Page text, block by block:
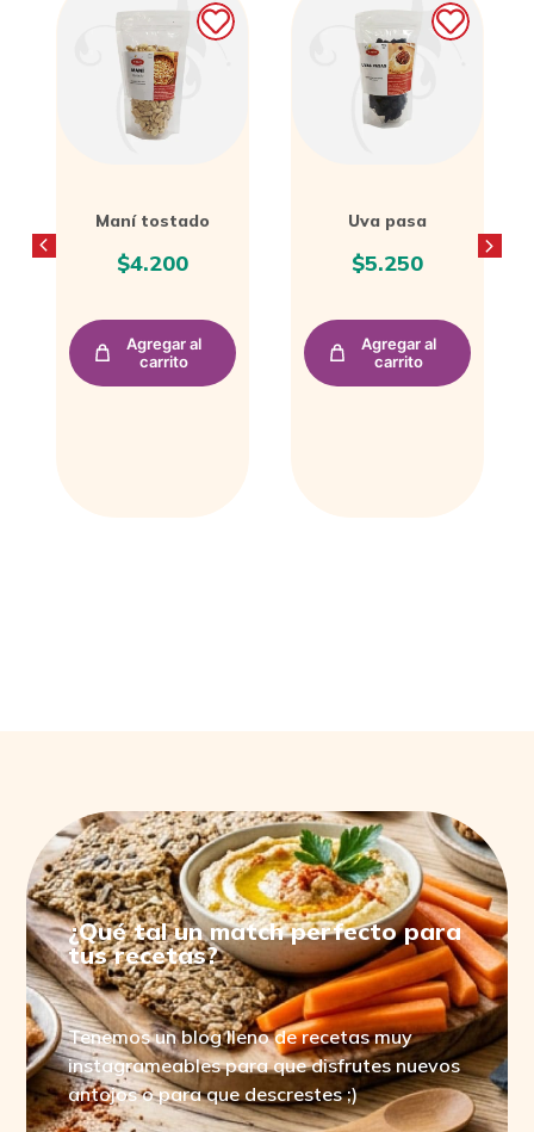
Uva pasa
$5.250
Agregar al
carrito
Papa natural
$4.000
Agregar al
carrito
¿Qué tal un match perfecto para
tus recetas?
Tenemos un blog lleno de recetas muy
instagrameables para que disfrutes nuevos
antojos o para que descrestes ;)